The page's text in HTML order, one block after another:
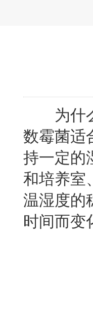
为什
数霉菌适
持一定的
和培养室
温湿度的
时间而变